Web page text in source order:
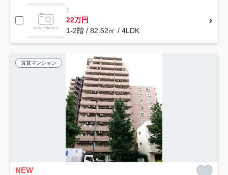
1
22万円
1-2階 / 82.62㎡ / 4LDK
賃貸マンション
NEW